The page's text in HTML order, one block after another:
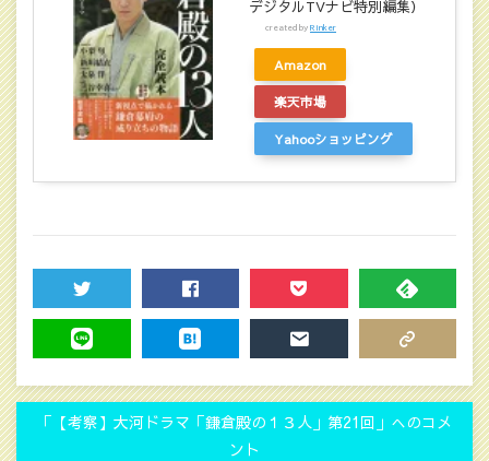
デジタルTVナビ特別編集）
created byRinker
Amazon
楽天市場
Yahooショッピング
TWEET SHARE POCKET FEEDLY
「【考察】大河ドラマ「鎌倉殿の１３人」第21回」へのコメ
ント